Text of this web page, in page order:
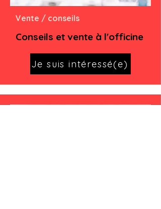
Vente / conseils
Conseils et vente à l'officine
Je suis intéressé(e)